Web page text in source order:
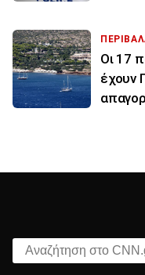
Οι 17
έχουν
Αναζήτηση στο CNN.gr